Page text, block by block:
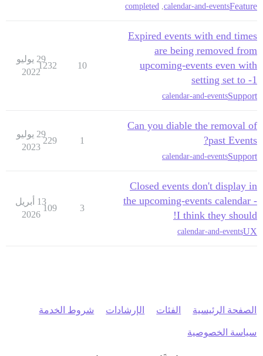
Feature
calendar-and-events
,
completed
Expired events with end times
are being removed from
upcoming-events even with
setting set to -1
Support
calendar-and-events
10
1232
29 يوليو
2022
Can you diable the removal of
past Events?
Support
calendar-and-events
1
229
29 يوليو
2023
Closed events don't display in
the upcoming-events calendar -
I think they should!
UX
calendar-and-events
3
109
13 أبريل
2026
الصفحة الرئيسية الفئات الإرشادات شروط الخدمة
سياسة الخصوصية